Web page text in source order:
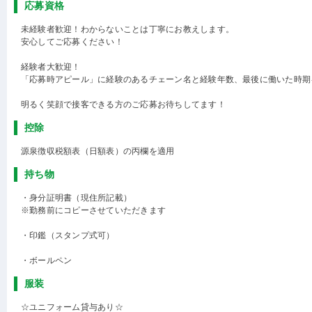
応募資格
未経験者歓迎！わからないことは丁寧にお教えします。
安心してご応募ください！
経験者大歓迎！
「応募時アピール」に経験のあるチェーン名と経験年数、最後に働いた時
明るく笑顔で接客できる方のご応募お待ちしてます！
控除
源泉徴収税額表（日額表）の丙欄を適用
持ち物
・身分証明書（現住所記載）
※勤務前にコピーさせていただきます
・印鑑（スタンプ式可）
・ボールペン
服装
☆ユニフォーム貸与あり☆